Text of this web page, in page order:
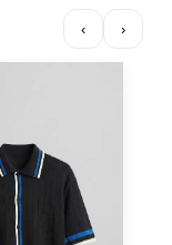
‹ ›